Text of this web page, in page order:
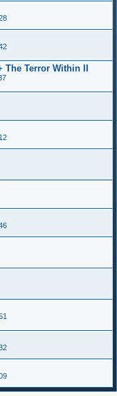
Terror Within II